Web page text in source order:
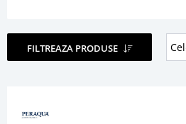
FILTREAZA PRODUSE